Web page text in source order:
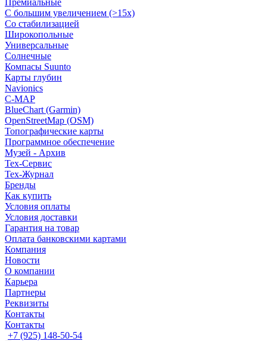
Премиальные
С большим увеличением (>15x)
Со стабилизацией
Широкопольные
Универсальные
Солнечные
Компасы Suunto
Карты глубин
Navionics
C-MAP
BlueChart (Garmin)
OpenStreetMap (OSM)
Топографические карты
Программное обеспечение
Музей - Архив
Tex-Сервис
Тех-Журнал
Бренды
Как купить
Условия оплаты
Условия доставки
Гарантия на товар
Оплата банковскими картами
Компания
Новости
О компании
Карьера
Партнеры
Реквизиты
Контакты
Контакты
+7 (925) 148-50-54